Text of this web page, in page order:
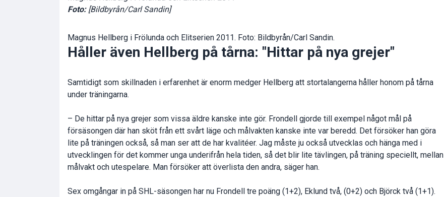
Foto: [Bildbyrån/Carl Sandin]
Magnus Hellberg i Frölunda och Elitserien 2011. Foto: Bildbyrån/Carl Sandin.
Håller även Hellberg på tårna: "Hittar på nya grejer"
Samtidigt som skillnaden i erfarenhet är enorm medger Hellberg att stortalangerna håller honom på tårna
under träningarna.
– De hittar på nya grejer som vissa äldre kanske inte gör. Frondell gjorde till exempel något mål på
försäsongen där han sköt från ett svårt läge och målvakten kanske inte var beredd. Det försöker han göra
lite på träningen också, så man ser att de har kvalitéer. Jag måste ju också utvecklas och hänga med i
utvecklingen för det kommer unga underifrån hela tiden, så det blir lite tävlingen, på träning speciellt, mellan
målvakt och utespelare. Man försöker att överlista den andra, säger han.
Sex omgångar in på SHL-säsongen har nu Frondell tre poäng (1+2), Eklund två, (0+2) och Björck två (1+1).